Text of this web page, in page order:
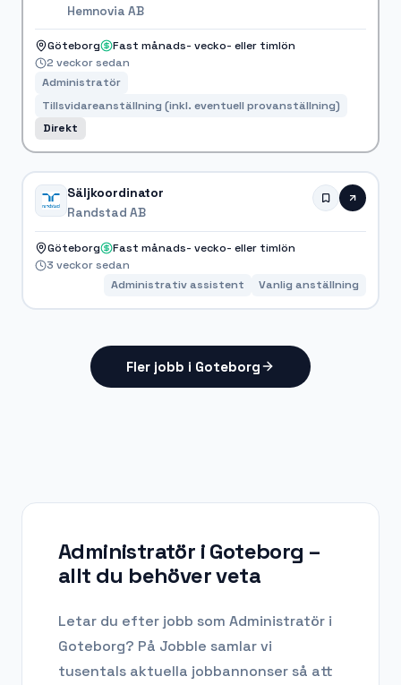
Hemnovia AB
Göteborg
Fast månads- vecko- eller timlön
2 veckor sedan
Administratör
Tillsvidareanställning (inkl. eventuell provanställning)
Direkt
Säljkoordinator
Randstad AB
Göteborg
Fast månads- vecko- eller timlön
3 veckor sedan
Administrativ assistent
Vanlig anställning
Fler jobb i Goteborg
Administratör i Goteborg –
allt du behöver veta
Letar du efter jobb som Administratör i
Goteborg? På Jobble samlar vi
tusentals aktuella jobbannonser så att